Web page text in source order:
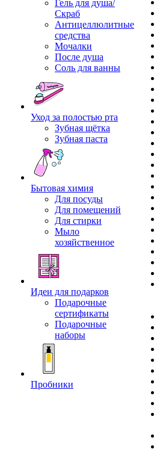
Гель для душа/
Скраб
Антицеллюлитные
средства
Мочалки
После душа
Соль для ванны
Уход за полостью рта
Зубная щётка
Зубная паста
Бытовая химия
Для посуды
Для помещений
Для стирки
Мыло
хозяйственное
Идеи для подарков
Подарочные
сертификаты
Подарочные
наборы
Пробники